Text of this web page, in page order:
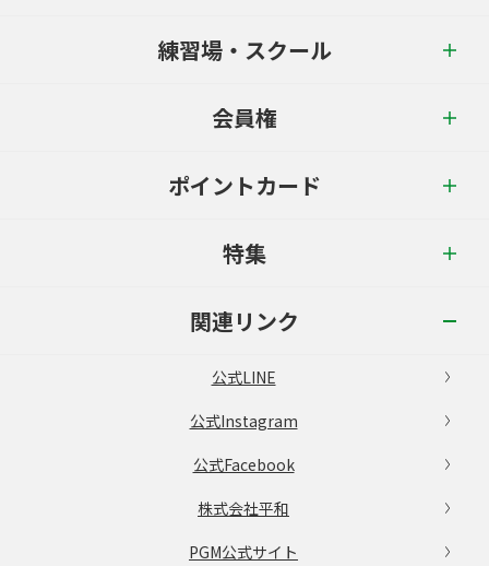
練習場・スクール
会員権
ポイントカード
特集
関連リンク
公式LINE
公式Instagram
公式Facebook
株式会社平和
PGM公式サイト